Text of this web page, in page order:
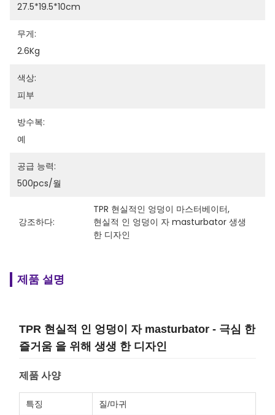
27.5*19.5*10cm
무게:
2.6Kg
색상:
피부
방수복:
예
공급 능력:
500pcs/월
강조하다:
TPR 현실적인 엉덩이 마스터베이터,
현실적 인 엉덩이 자 masturbator 생생
한 디자인
제품 설명
TPR 현실적 인 엉덩이 자 masturbator - 극심 한
즐거움 을 위해 생생 한 디자인
제품 사양
특징 질/마귀